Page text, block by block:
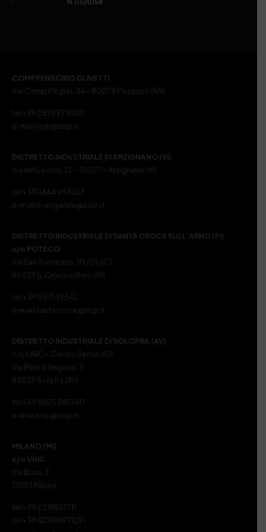
. N. IT17/0158
COMPRENSORIO OLIVETTI
Via Campi Flegrei, 34 – 80078 Pozzuoli (NA)
tel +39 081 597 91 00
e-mail ssip@ssip.it
DISTRETTO INDUSTRIALE DI ARZIGNANO (VI)
Via del Lavoro, 22 – 36077 – Arzignano (VI)
tel +390444 994267
e-mail m.nogarole@ssip.it
DISTRETTO INDUSTRIALE DI SANTA CROCE SULL’ARNO (PI)
c/o POTECO
Via San Tommaso, 119/121/123
56029 S. Croce s/Arno (PI)
tel +39 0571 32542
e-mail santacroce@ssip.it
DISTRETTO INDUSTRIALE DI SOLOFRA (AV)
c/o UNIC – Centro Servizi ASI
Via Melito Iangano, 9
83029 Solofra (AV)
tel +39 0825 582740
e-mail ssip@ssip.it
MILANO (MI)
c/o UNIC
Via Brisa, 3
20123 Milano
tel +39 02 8807711
tel +39 02 880771297